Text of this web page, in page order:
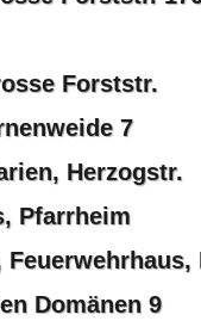
Forststr.
7
Herzogstr.
Pfarrheim
Feuerwehrhaus,
Domänen 9